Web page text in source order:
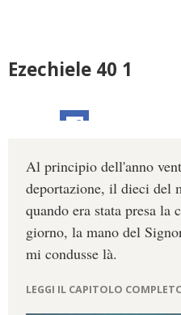
Ezechiele 40 1
Al principio dell'anno
deportazione, il dieci del
quando era stata presa la
giorno, la mano del
mi condusse là.
LEGGI IL CAPITOLO